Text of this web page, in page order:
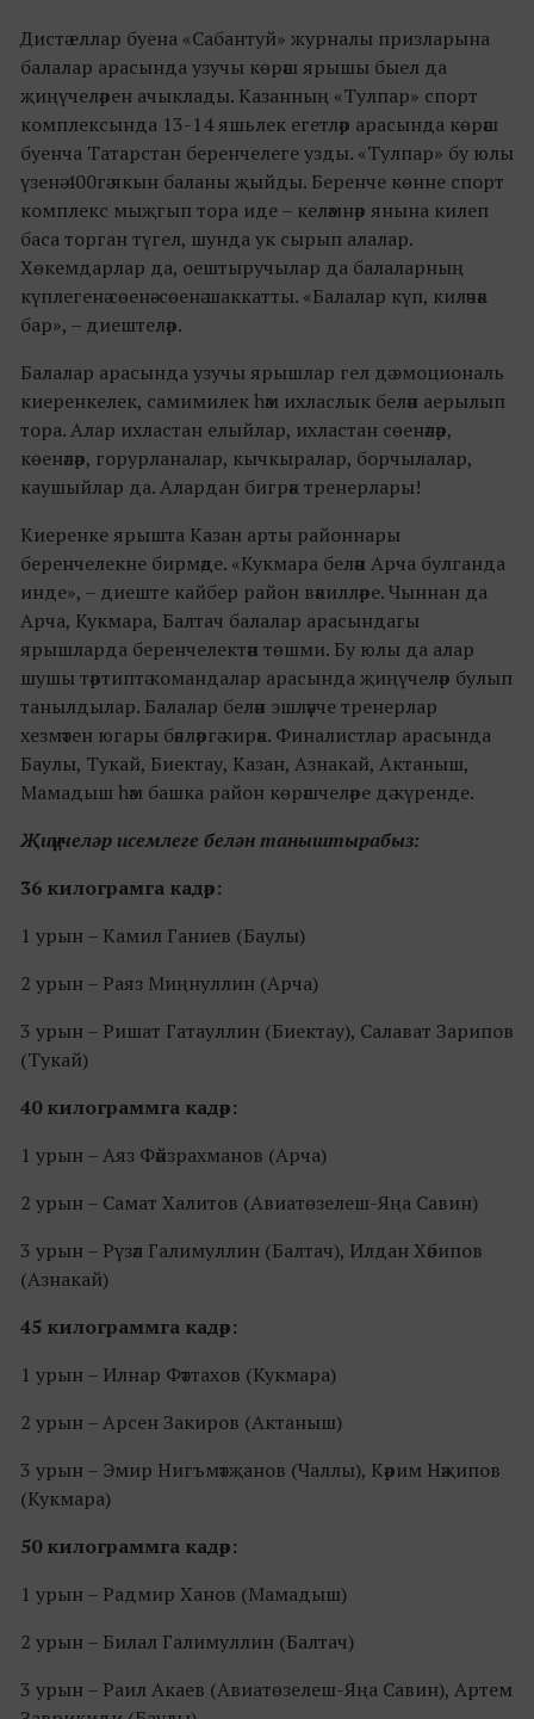
Дистә еллар буена «Сабантуй» журналы призларына
балалар арасында узучы көрәш ярышы быел да
җиңүчеләрен ачыклады. Казанның «Тулпар» спорт
комплексында 13-14 яшьлек егетләр арасында көрәш
буенча Татарстан беренчелеге узды. «Тулпар» бу юлы
үзенә 400гә якын баланы җыйды. Беренче көнне спорт
комплекс мыҗгып тора иде – келәмнәр янына килеп
баса торган түгел, шунда ук сырып алалар.
Хөкемдарлар да, оештыручылар да балаларның
күплегенә сөенә-сөенә шаккатты. «Балалар күп, киләчәк
бар», – диештеләр.
Балалар арасында узучы ярышлар гел дә эмоциональ
киеренкелек, самимилек һәм ихласлык белән аерылып
тора. Алар ихластан елыйлар, ихластан сөенәләр,
көенәләр, горурланалар, кычкыралар, борчылалар,
каушыйлар да. Алардан бигрәк тренерлары!
Киеренке ярышта Казан арты районнары
беренчелекне бирмәде. «Кукмара белән Арча булганда
инде», – диеште кайбер район вәкилләре. Чыннан да
Арча, Кукмара, Балтач балалар арасындагы
ярышларда беренчелектән төшми. Бу юлы да алар
шушы тәртиптә командалар арасында җиңүчеләр булып
танылдылар. Балалар белән эшләүче тренерлар
хезмәтен югары бәяләргә кирәк. Финалистлар арасында
Баулы, Тукай, Биектау, Казан, Азнакай, Актаныш,
Мамадыш һәм башка район көрәшчеләре дә күренде.
Җиңүчеләр исемлеге белән таныштырабыз:
36 килограмга кадәр:
1 урын – Камил Ганиев (Баулы)
2 урын – Раяз Миңнуллин (Арча)
3 урын – Ришат Гатауллин (Биектау), Салават Зарипов
(Тукай)
40 килограммга кадәр:
1 урын – Аяз Фәйзрахманов (Арча)
2 урын – Самат Халитов (Авиатөзелеш-Яңа Савин)
3 урын – Рүзәл Галимуллин (Балтач), Илдан Хәбипов
(Азнакай)
45 килограммга кадәр:
1 урын – Илнар Фәттахов (Кукмара)
2 урын – Арсен Закиров (Актаныш)
3 урын – Эмир Нигъмәтҗанов (Чаллы), Кәрим Нәҗипов
(Кукмара)
50 килограммга кадәр:
1 урын – Радмир Ханов (Мамадыш)
2 урын – Билал Галимуллин (Балтач)
3 урын – Раил Акаев (Авиатөзелеш-Яңа Савин), Артем